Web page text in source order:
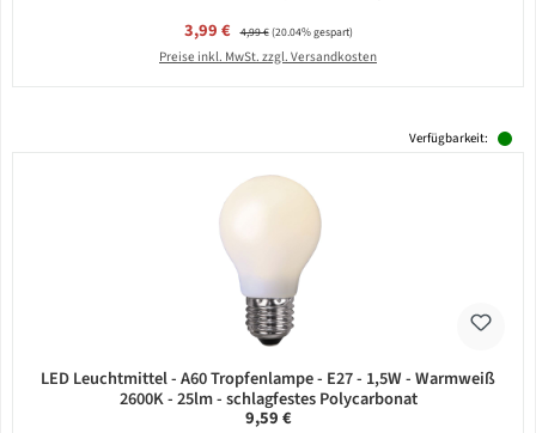
Verkaufspreis:
3,99 € Regulärer Preis:
4,99 €(20.04% gespart)
Preise inkl. MwSt. zzgl. Versandkosten
Verfügbarkeit:
LED Leuchtmittel - A60 Tropfenlampe - E27 - 1,5W - Warmweiß
2600K - 25lm - schlagfestes Polycarbonat
Regulärer Preis:
9,59 €